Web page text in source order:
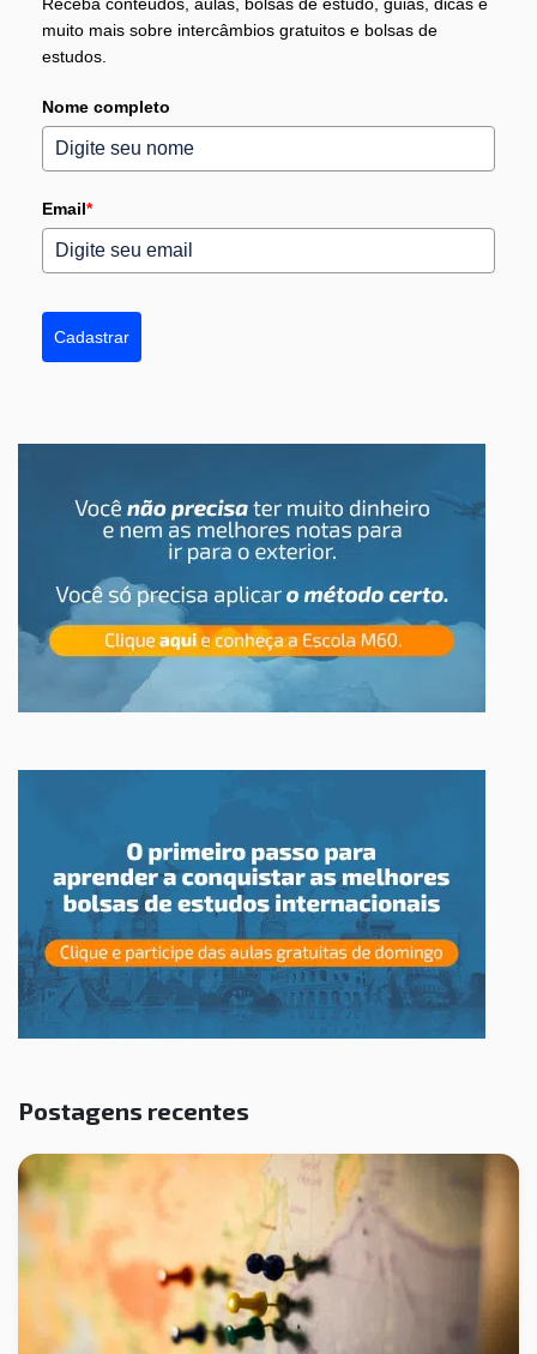
Receba conteúdos, aulas, bolsas de estudo, guias, dicas e
muito mais sobre intercâmbios gratuitos e bolsas de
estudos.
Nome completo
Email*
Cadastrar
Postagens recentes